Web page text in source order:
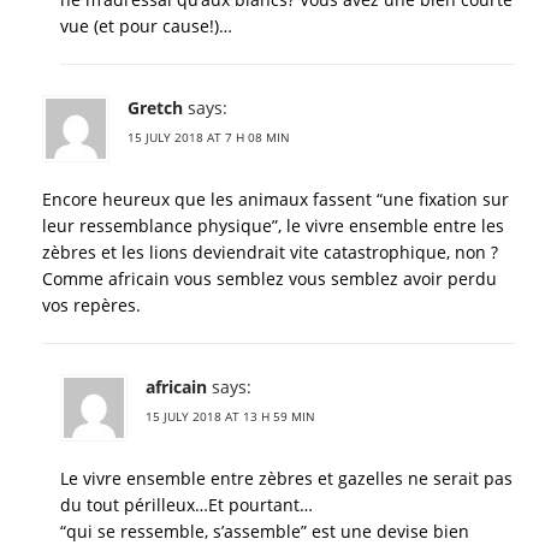
vue (et pour cause!)…
Gretch says:
15 JULY 2018 AT 7 H 08 MIN
Encore heureux que les animaux fassent “une fixation sur
leur ressemblance physique”, le vivre ensemble entre les
zèbres et les lions deviendrait vite catastrophique, non ?
Comme africain vous semblez vous semblez avoir perdu
vos repères.
africain says:
15 JULY 2018 AT 13 H 59 MIN
Le vivre ensemble entre zèbres et gazelles ne serait pas
du tout périlleux…Et pourtant…
“qui se ressemble, s’assemble” est une devise bien